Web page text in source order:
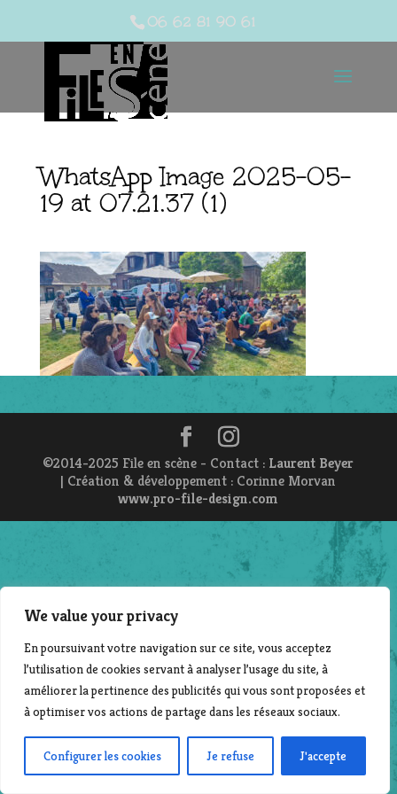
We value your privacy
En poursuivant votre navigation sur ce site, vous acceptez
l’utilisation de cookies servant à analyser l’usage du site, à
améliorer la pertinence des publicités qui vous sont proposées et
à optimiser vos actions de partage dans les réseaux sociaux.
Configurer les cookies Je refuse J'accepte
06 62 81 90 61
WhatsApp Image 2025-05-
19 at 07.21.37 (1)
©2014-2025 File en scène - Contact : Laurent Beyer
| Création & développement : Corinne Morvan
www.pro-file-design.com